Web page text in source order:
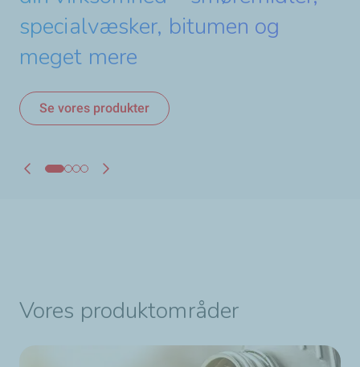
specialvæsker, bitumen og
meget mere
Se vores produkter
partnerskab
Vores produktområder